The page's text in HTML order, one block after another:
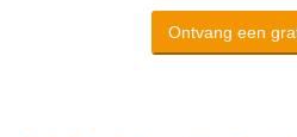
Ontvang een